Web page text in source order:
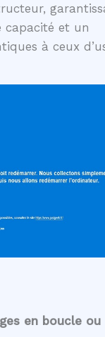
capacité et un
à ceux
en boucle ou